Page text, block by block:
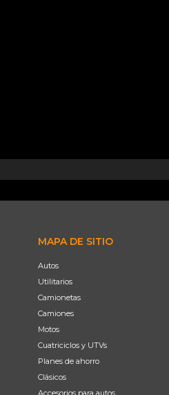
MAPA DE SITIO
Autos
Utilitarios
Camionetas
Camiones
Motos
Cuatriciclos y UTVs
Planes de ahorro
Clásicos
Accesorios para autos